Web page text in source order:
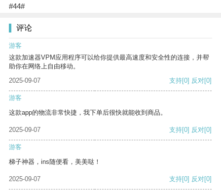
#44#
评论
游客
这款加速器VPM应用程序可以给你提供最高速度和安全性的连接，并帮
助你在网络上自由移动。
2025-09-07
支持[0] 反对[0]
游客
这款app的物流非常快捷，我下单后很快就能收到商品。
2025-09-07 支持[0] 反对[0]
游客
梯子神器，ins随便看，美美哒！
2025-09-07 支持[0] 反对[0]